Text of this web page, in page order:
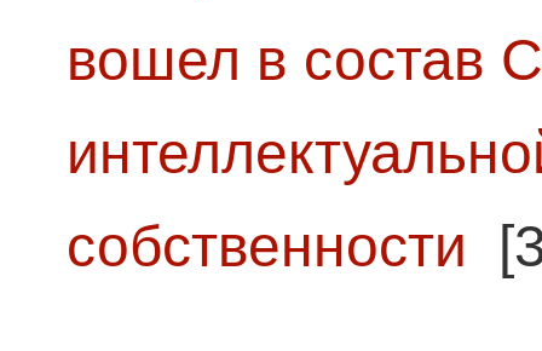
вошел в состав
собственности